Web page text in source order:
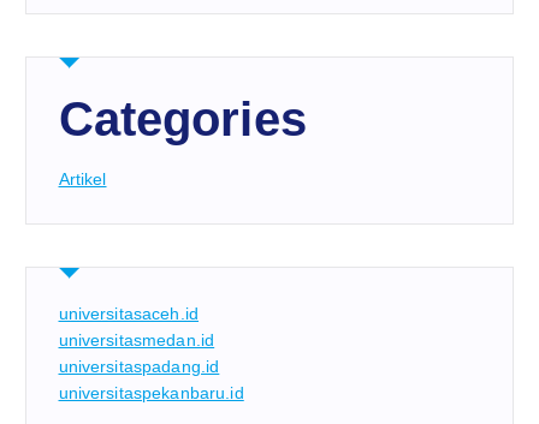
Categories
Artikel
universitasaceh.id
universitasmedan.id
universitaspadang.id
universitaspekanbaru.id